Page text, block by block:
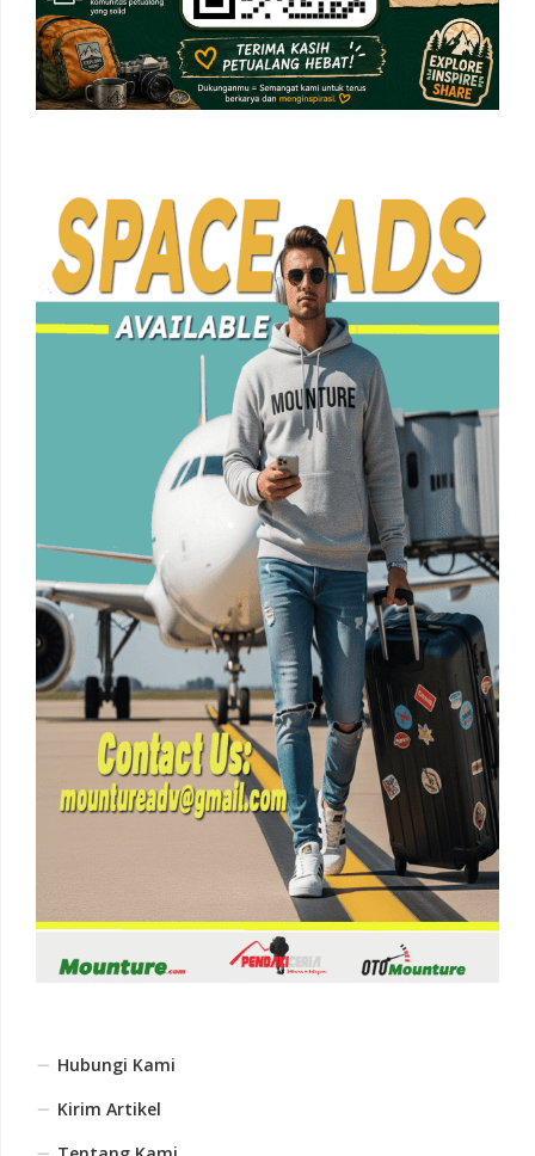
Hubungi Kami
Kirim Artikel